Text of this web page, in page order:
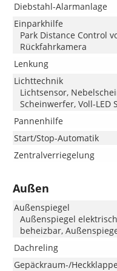
Diebstahl-Alarmanlage
Einparkhilfe
Park Distance Control
Rückfahrkamera
Lenkung
Lichttechnik
Lichtsensor,
Scheinwerfer, Voll-LED
Pannenhilfe
Start/Stop-Automatik
Zentralverriegelung
Außen
Außenspiegel
Außenspiegel
beheizbar,
Dachreling
Gepäckraum-/Heckklappe